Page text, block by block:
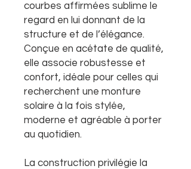
courbes affirmées sublime le
regard en lui donnant de la
structure et de l’élégance.
Conçue en acétate de qualité,
elle associe robustesse et
confort, idéale pour celles qui
recherchent une monture
solaire à la fois stylée,
moderne et agréable à porter
au quotidien.
La construction privilégie la